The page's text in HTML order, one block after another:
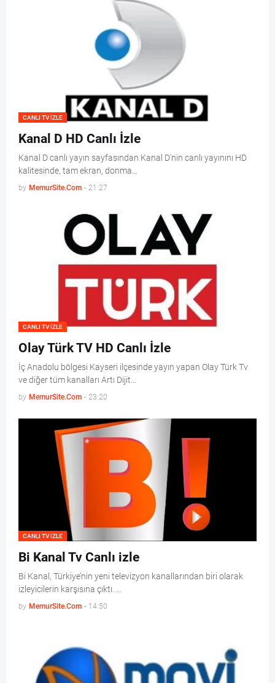
CANLI TV IZLE
Kanal D HD Canlı İzle
Kanal D canlı yayın sayfasından Kanal D'nin canlı yayınını HD
kalitesinde, tam ekran, donma…
by MemurSite.Com - 21:27
CANLI TV IZLE
Olay Türk TV HD Canlı İzle
İç Anadolu bölgesi Kayseri ilçesinde yayın yapan Olay Türk Tv
ve diğer tüm kanalları Artı Dijit…
by MemurSite.Com - 23:20
CANLI TV IZLE
Bi Kanal Tv Canlı izle
Bi Kanal, Türkiye’nin yeni televizyon kanallarından biri olarak
izleyicilerin karşısına çıktı. …
by MemurSite.Com - 14:50